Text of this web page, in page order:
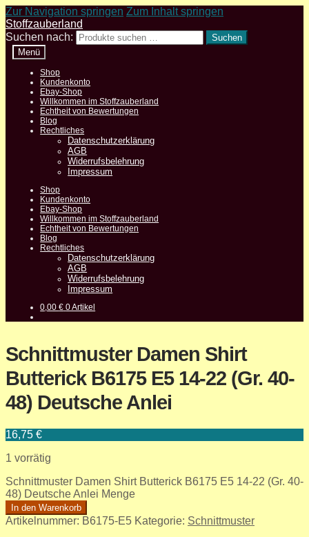
Zur Navigation springen Zum Inhalt springen
Stoffzauberland
Suchen nach:
Suchen
Menü
Shop
Kundenkonto
Ebay-Shop
Willkommen im Stoffzauberland
Echtheit von Bewertungen
Blog
Rechtliches
Datenschutzerklärung
AGB
Widerrufsbelehrung
Impressum
Shop
Kundenkonto
Ebay-Shop
Willkommen im Stoffzauberland
Echtheit von Bewertungen
Blog
Rechtliches
Datenschutzerklärung
AGB
Widerrufsbelehrung
Impressum
0,00€ 0 Artikel
Schnittmuster Damen Shirt
Butterick B6175 E5 14-22 (Gr. 40-
48) Deutsche Anlei
16,75 €
1 vorrätig
Schnittmuster Damen Shirt Butterick B6175 E5 14-22 (Gr. 40-
48) Deutsche Anlei Menge
In den Warenkorb
Artikelnummer: B6175-E5 Kategorie: Schnittmuster